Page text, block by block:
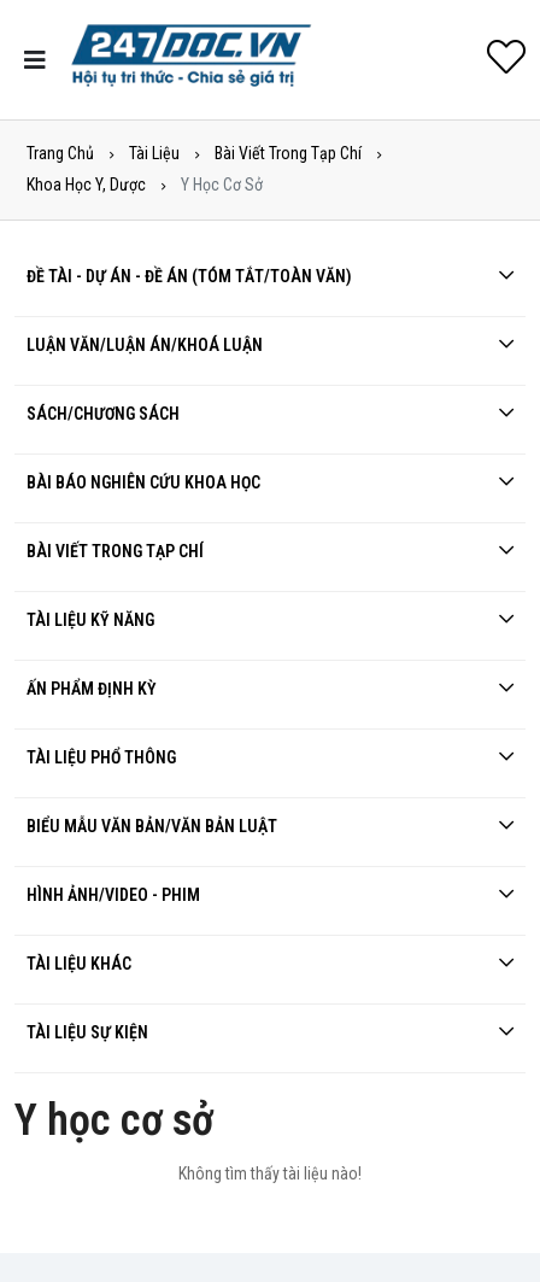
Trang Chủ Tài Liệu
Bài Viết Trong Tạp Chí
Khoa Học Y, Dược
Y Học Cơ Sở
ĐỀ TÀI - DỰ ÁN - ĐỀ ÁN (TÓM TẮT/TOÀN VĂN)
LUẬN VĂN/LUẬN ÁN/KHOÁ LUẬN
SÁCH/CHƯƠNG SÁCH
BÀI BÁO NGHIÊN CỨU KHOA HỌC
BÀI VIẾT TRONG TẠP CHÍ
TÀI LIỆU KỸ NĂNG
ẤN PHẨM ĐỊNH KỲ
TÀI LIỆU PHỔ THÔNG
BIỂU MẪU VĂN BẢN/VĂN BẢN LUẬT
HÌNH ẢNH/VIDEO - PHIM
TÀI LIỆU KHÁC
TÀI LIỆU SỰ KIỆN
Y học cơ sở
Không tìm thấy tài liệu nào!